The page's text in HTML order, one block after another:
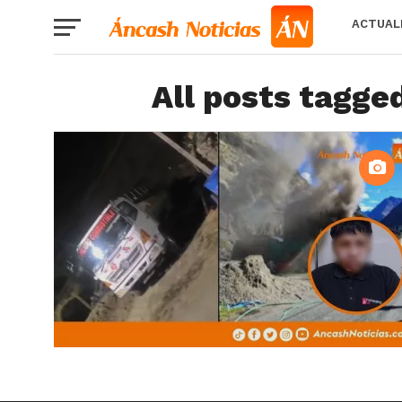
All posts